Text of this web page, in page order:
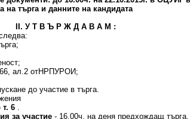
търга и данните на кандидата
ІІ. У Т В Ъ Р Ж Д А В А М :
ал.2 отНРПУРОИ;
до участие в търга.
т. 6 .
за участие - 16.00ч. на деня предхождащ